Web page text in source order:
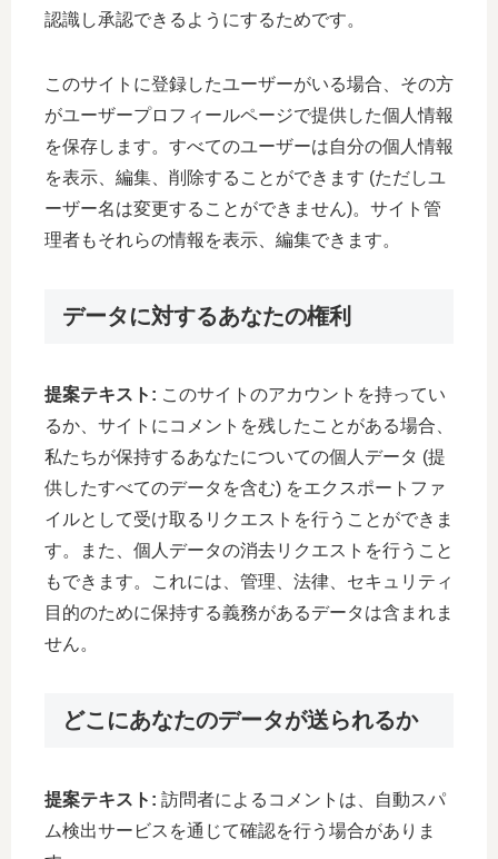
認識し承認できるようにするためです。
このサイトに登録したユーザーがいる場合、その方
がユーザープロフィールページで提供した個人情報
を保存します。すべてのユーザーは自分の個人情報
を表示、編集、削除することができます (ただしユ
ーザー名は変更することができません)。サイト管
理者もそれらの情報を表示、編集できます。
データに対するあなたの権利
提案テキスト: このサイトのアカウントを持ってい
るか、サイトにコメントを残したことがある場合、
私たちが保持するあなたについての個人データ (提
供したすべてのデータを含む) をエクスポートファ
イルとして受け取るリクエストを行うことができま
す。また、個人データの消去リクエストを行うこと
もできます。これには、管理、法律、セキュリティ
目的のために保持する義務があるデータは含まれま
せん。
どこにあなたのデータが送られるか
提案テキスト: 訪問者によるコメントは、自動スパ
ム検出サービスを通じて確認を行う場合がありま